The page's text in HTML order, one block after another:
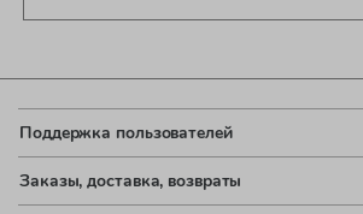
Поддержка пользователей
Заказы, доставка, возвраты